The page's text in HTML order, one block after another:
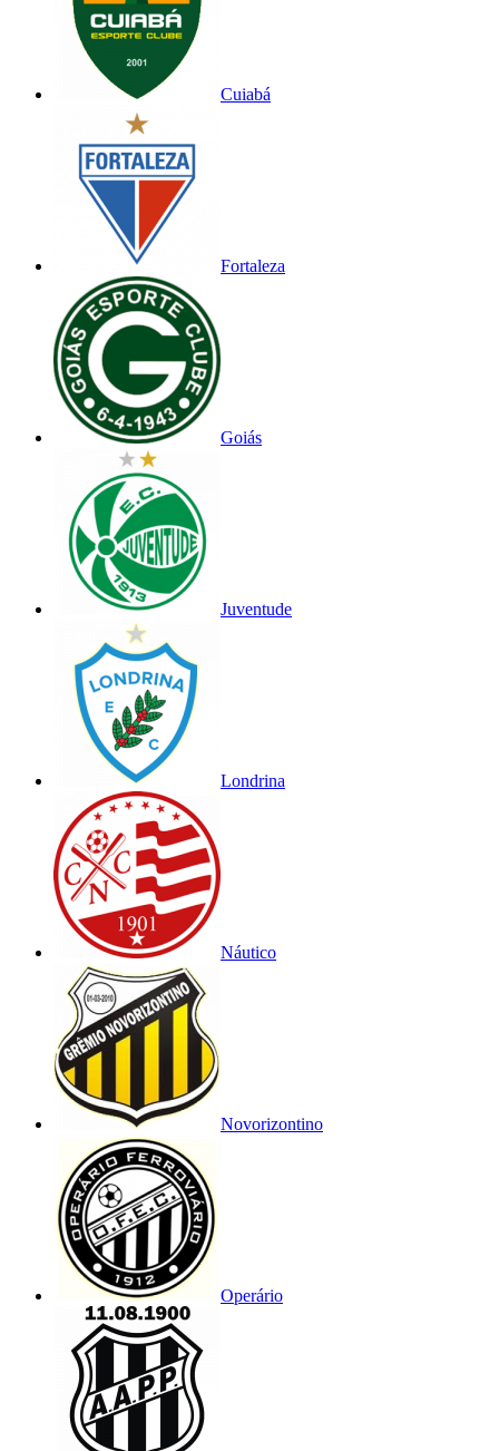
Cuiabá
Fortaleza
Goiás
Juventude
Londrina
Náutico
Novorizontino
Operário